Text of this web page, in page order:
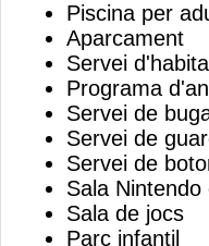
Piscina per
Aparcament
Servei
Programa
Servei de
Servei de
Servei de
Sala
Sala de jocs
Parc infantil